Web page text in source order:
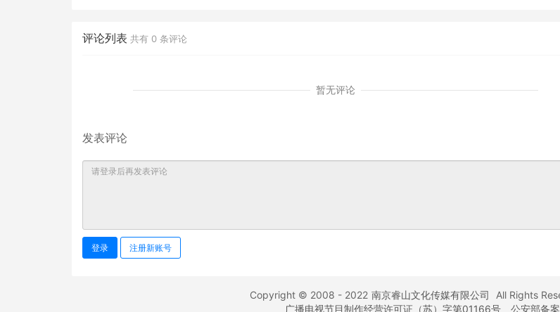
评论列表 共有 0 条评论
暂无评论
发表评论
登录 注册新账号
Copyright © 2008 - 2022 南京睿山文化传媒有限公司 All Rights
广播电视节目制作经营许可证（苏）字第01166号
公安部备